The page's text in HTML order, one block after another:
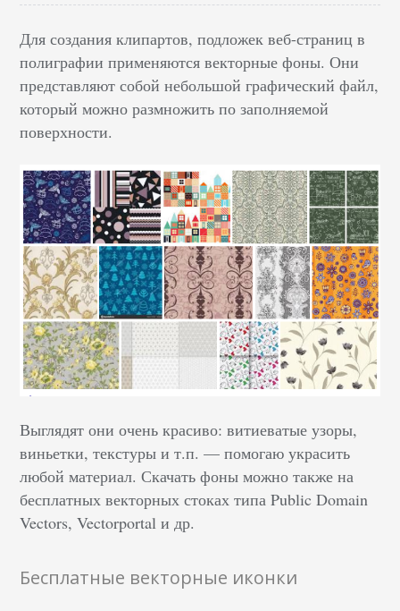
Для создания клипартов, подложек веб-страниц в
полиграфии применяются векторные фоны. Они
представляют собой небольшой графический файл,
который можно размножить по заполняемой
поверхности.
Выглядят они очень красиво: витиеватые узоры,
виньетки, текстуры и т.п. — помогаю украсить
любой материал. Скачать фоны можно также на
бесплатных векторных стоках типа Public Domain
Vectors, Vectorportal и др.
Бесплатные векторные иконки